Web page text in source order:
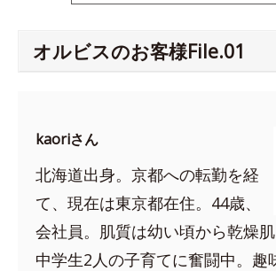
オルビスのお客様File.01
kaoriさん
北海道出身。京都への転勤を経
て、現在は東京都在住。44歳、
会社員。肌質は幼い頃から乾燥
中学生2人の子育てに奮闘中。趣